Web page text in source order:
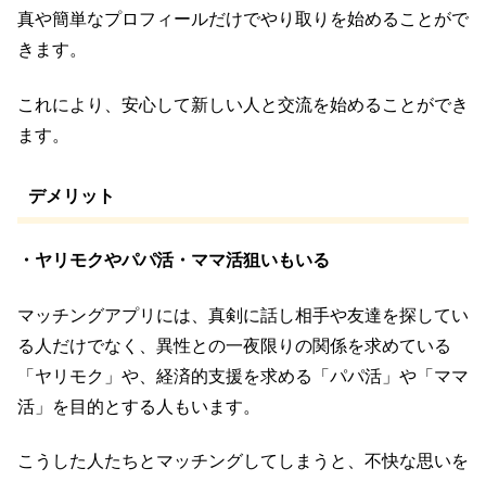
真や簡単なプロフィールだけでやり取りを始めることがで
きます。
これにより、安心して新しい人と交流を始めることができ
ます。
デメリット
・ヤリモクやパパ活・ママ活狙いもいる
マッチングアプリには、真剣に話し相手や友達を探してい
る人だけでなく、異性との一夜限りの関係を求めている
「ヤリモク」や、経済的支援を求める「パパ活」や「ママ
活」を目的とする人もいます。
こうした人たちとマッチングしてしまうと、不快な思いを